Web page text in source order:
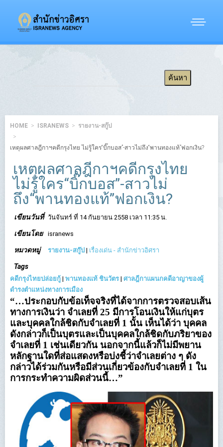
HOME ISRANEWS รายงาน-สกู๊ป
เหตุผลศาลฎีกาฯคดีกรุงไทย ไม่รู้ใคร“บิ๊กบอส”-สาวไม่ถึง“พานทองแท้”ฟอกเงิน?
เหตุผลศาลฎีกาฯคดีกรุงไทย
ไม่รู้ใคร“บิ๊กบอส”-สาวไม่
ถึง“พานทองแท้”ฟอกเงิน?
เขียนวันที่ วันจันทร์ ที่ 14 กันยายน 2558 เวลา 11:35 น.
เขียนโดย isranews
หมวดหมู่ รายงาน-สกู๊ป | เรื่องเด่น - สำนักข่าวอิศรา
Tags
คดีกรุงไทยปล่อยกู้ | พานทองแท้ ชินวัตร | ศาลฎีกาแผนกคดีอาญาของผู้
ดำรงตำแหน่งทางการเมือง
“…ประกอบกับข้อเท็จจริงที่ได้จากการตรวจสอบเส้น
ทางการเงินว่า จำเลยที่ 25 มีการโอนเงินให้แก่บุตร
และบุคคลใกล้ชิดกับจำเลยที่ 1 นั้น เห็นได้ว่า บุคคล
ดังกล่าวก็เป็นบุตรและเป็นบุคคลใกล้ชิดกับภริยาของ
จำเลยที่ 1 เช่นเดียวกัน นอกจากนี้แล้วก็ไม่มีพยาน
หลักฐานใดที่ส่อแสดงหรือบ่งชี้ว่าจำเลยต่าง ๆ ดัง
กล่าวได้ร่วมกันหรือมีส่วนเกี่ยวข้องกับจำเลยที่ 1 ใน
การกระทำความผิดส่วนนี้…”